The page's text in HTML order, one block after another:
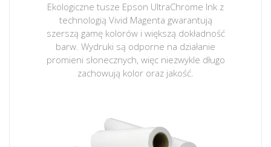
Ekologiczne tusze Epson UltraChrome Ink z
technologią Vivid Magenta gwarantują
szerszą gamę kolorów i większą dokładność
barw. Wydruki są odporne na działanie
promieni słonecznych, więc niezwykle długo
zachowują kolor oraz jakość.